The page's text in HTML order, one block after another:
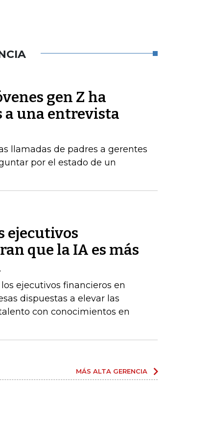
gen Z ha
a una entrevista
llamadas de padres a gerentes
por el estado de un
ejecutivos
que la IA es más
ejecutivos financieros en
dispuestas a elevar las
con conocimientos en
MÁS ALTA GERENCIA